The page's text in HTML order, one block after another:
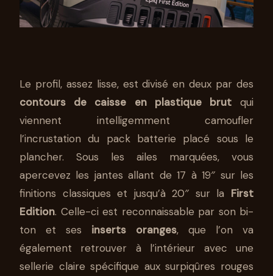
Le profil, assez lisse, est divisé en deux par des
contours de caisse en plastique brutqui
viennent intelligemment camoufler
l’incrustation du pack batterie placé sous le
plancher. Sous les ailes marquées, vous
apercevez les jantes allant de 17 à 19″ sur les
finitions classiques et jusqu’à 20″ sur la First
Edition. Celle-ci est reconnaissable par son bi-
ton et ses inserts oranges, que l’on va
également retrouver à l’intérieur avec une
sellerie claire spécifique aux surpiqûres rouges